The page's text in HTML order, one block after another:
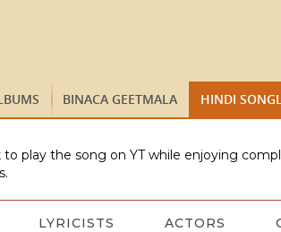
BINACA GEETMALA HINDI
play the song on YT while enjoying
LYRICISTS ACTORS